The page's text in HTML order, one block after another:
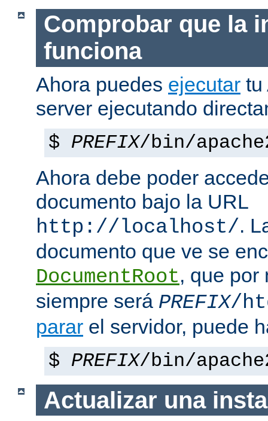
Comprobar que la
funciona
Ahora puedes ejecutar tu
server ejecutando
$ PREFIX/bin/
Ahora debe poder
documento bajo la URL
http://localhost/.
documento que ve se
DocumentRoot, que por
siempre será PREFIX/
parar el servidor, puede
$ PREFIX/bin/
Actualizar una